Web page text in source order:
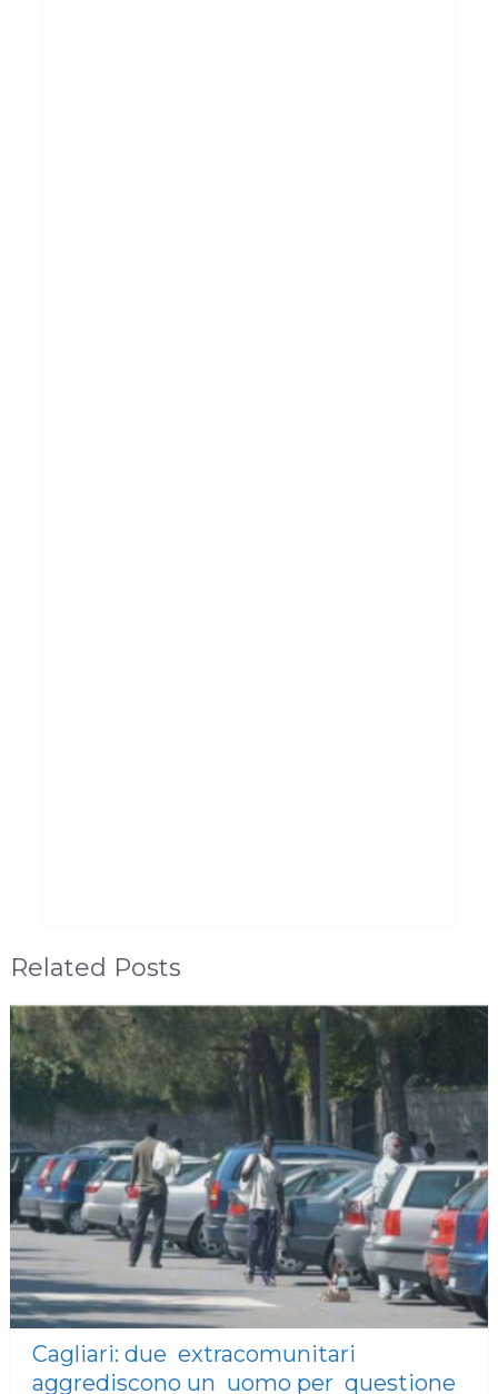
Related Posts
Cagliari: due extracomunitari
aggrediscono un uomo per questione